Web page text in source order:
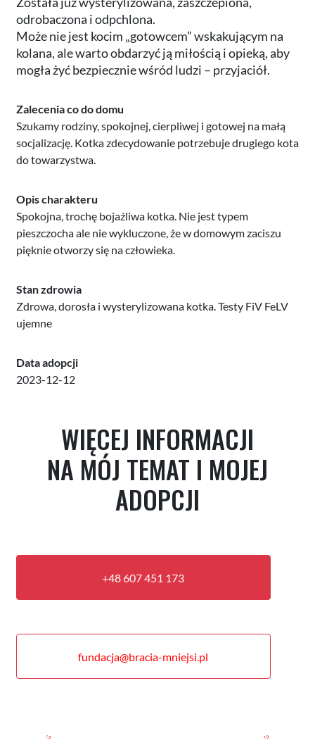
odrobaczona i odpchlona.
Może nie jest kocim „gotowcem” wskakującym na
kolana, ale warto obdarzyć ją miłością i opieką, aby
mogła żyć bezpiecznie wśród ludzi – przyjaciół.
Zalecenia co do domu
Szukamy rodziny, spokojnej, cierpliwej i gotowej na małą
socjalizację. Kotka zdecydowanie potrzebuje drugiego kota
do towarzystwa.
Opis charakteru
Spokojna, trochę bojaźliwa kotka. Nie jest typem
pieszczocha ale nie wykluczone, że w domowym zaciszu
pięknie otworzy się na człowieka.
Stan zdrowia
Zdrowa, dorosła i wysterylizowana kotka. Testy FiV FeLV
ujemne
Data adopcji
2023-12-12
WIĘCEJ INFORMACJI
NA MÓJ TEMAT I MOJEJ
ADOPCJI
+48 607 451 173
fundacja@bracia-mniejsi.pl